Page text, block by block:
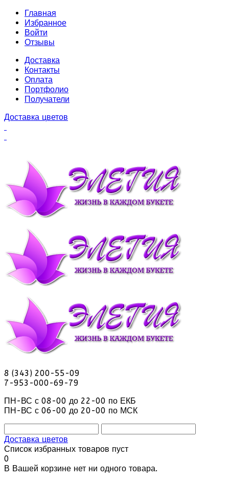
Главная
Избранное
Войти
Отзывы
Доставка
Контакты
Оплата
Портфолио
Получатели
Доставка цветов
8 (343) 200-55-09
7-953-000-69-79
ПН-ВС с 08-00 до 22-00 по ЕКБ
ПН-ВС с 06-00 до 20-00 по МСК
Доставка цветов
Список избранных товаров пуст
0
В Вашей корзине нет ни одного товара.